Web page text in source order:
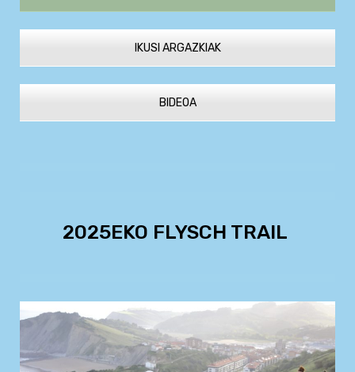
IKUSI ARGAZKIAK
BIDEOA
2025EKO FLYSCH TRAIL